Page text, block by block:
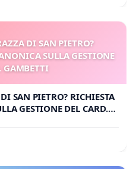
DI SAN PIETRO?
SULLA GESTIONE
GAMBETTI
SAN PIETRO? RICHIESTA
GESTIONE DEL CARD.